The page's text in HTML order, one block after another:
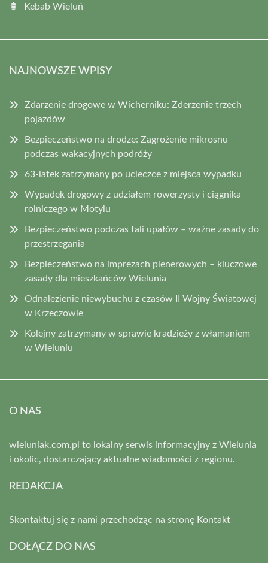
Kebab Wieluń
NAJNOWSZE WPISY
Zdarzenie drogowe w Wicherniku: Zderzenie trzech
pojazdów
Bezpieczeństwo na drodze: Zagrożenie mikrosnu
podczas wakacyjnych podróży
63-latek zatrzymany po ucieczce z miejsca wypadku
Wypadek drogowy z udziałem rowerzysty i ciągnika
rolniczego w Motylu
Bezpieczeństwo podczas fali upałów – ważne zasady do
przestrzegania
Bezpieczeństwo na imprezach plenerowych – kluczowe
zasady dla mieszkańców Wielunia
Odnalezienie niewybuchu z czasów II Wojny Światowej
w Krzeczowie
Kolejny zatrzymany w sprawie kradzieży z włamaniem
w Wieluniu
O NAS
wieluniak.com.pl to lokalny serwis informacyjny z Wielunia
i okolic, dostarczający aktualne wiadomości z regionu.
REDAKCJA
Skontaktuj się z nami przechodząc na stronę Kontakt
DOŁĄCZ DO NAS